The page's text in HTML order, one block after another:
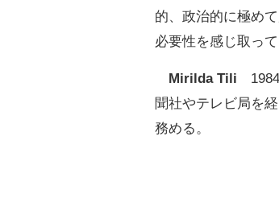
的、政治的に極め
必要性を感じ取って
Mirilda Tili 1984
聞社やテレビ局を
務める。